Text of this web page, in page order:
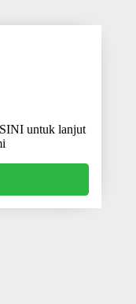
untuk lanjut